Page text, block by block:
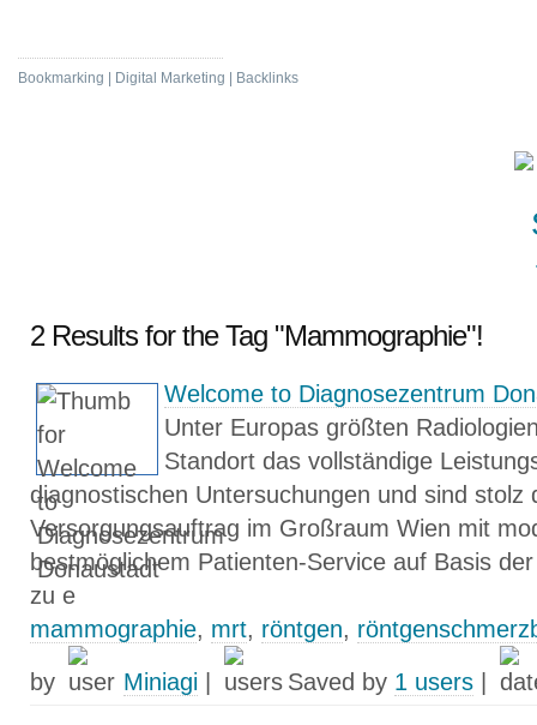
Bookmarking | Digital Marketing | Backlinks
2 Results for the Tag "Mammographie"!
Welcome to Diagnosezentrum
Unter Europas größten
Standort das vollständige
diagnostischen Untersuchungen und sind stolz
Versorgungsauftrag im Großraum Wien mit
bestmöglichem Patienten-Service auf Basis
zu e
mammographie, mrt, röntgen,
by
Miniagi Saved by 1 users